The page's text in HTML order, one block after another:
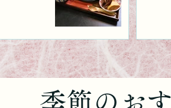
季節のお